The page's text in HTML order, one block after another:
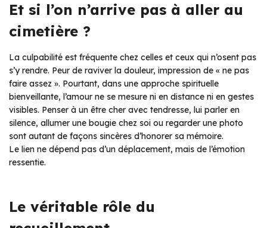
Et si l’on n’arrive pas à aller au
cimetière ?
La culpabilité est fréquente chez celles et ceux qui n’osent pas
s’y rendre. Peur de raviver la douleur, impression de « ne pas
faire assez ». Pourtant, dans une approche spirituelle
bienveillante, l’amour ne se mesure ni en distance ni en gestes
visibles. Penser à un être cher avec tendresse, lui parler en
silence, allumer une bougie chez soi ou regarder une photo
sont autant de façons sincères d’honorer sa mémoire.
Le lien ne dépend pas d’un déplacement, mais de l’émotion
ressentie.
Le véritable rôle du